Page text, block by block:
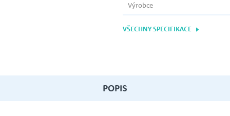
Ochrany proti chodu nasucho
STANICE
NETZSCH
Výrobce
VŠECHNY SPECIFIKACE
POPIS